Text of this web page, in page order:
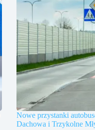
Nowe przystanki
Dachowa i Trzykolne